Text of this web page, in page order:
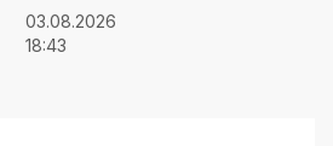
03.08.2026
18:43